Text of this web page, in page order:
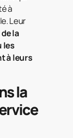
à
Leur
la
les
à leurs
la